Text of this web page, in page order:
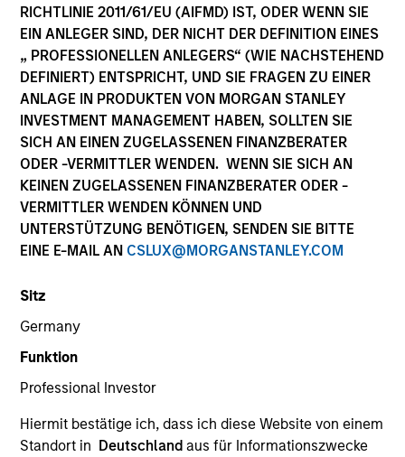
RICHTLINIE 2011/61/EU (AIFMD) IST, ODER WENN SIE
EIN ANLEGER SIND, DER NICHT DER DEFINITION EINES
„ PROFESSIONELLEN ANLEGERS“ (WIE NACHSTEHEND
DEFINIERT) ENTSPRICHT, UND SIE FRAGEN ZU EINER
ANLAGE IN PRODUKTEN VON MORGAN STANLEY
INVESTMENT MANAGEMENT HABEN, SOLLTEN SIE
SICH AN EINEN ZUGELASSENEN FINANZBERATER
ODER -VERMITTLER WENDEN. WENN SIE SICH AN
KEINEN ZUGELASSENEN FINANZBERATER ODER -
VERMITTLER WENDEN KÖNNEN UND
UNTERSTÜTZUNG BENÖTIGEN, SENDEN SIE BITTE
EINE E-MAIL AN CSLUX@MORGANSTANLEY.COM
Sitz
Germany
Funktion
Professional Investor
Hiermit bestätige ich, dass ich diese Website von einem
Standort in Deutschland aus für Informationszwecke
Strategy
Morgan Stanley Capital Partners manages a middle-
market private equity platform. The team has invested
capital in a broad spectrum of industries for over two
decades.
and operational improvements, value-added oversight,